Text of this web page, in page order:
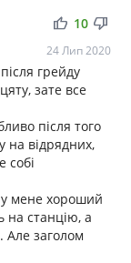
thumb_up thumb_down
10
24 Лип 2020
грейду
зате все
після того
на відрядних,
собі
у мене хороший
на станцію, а
Але заголом